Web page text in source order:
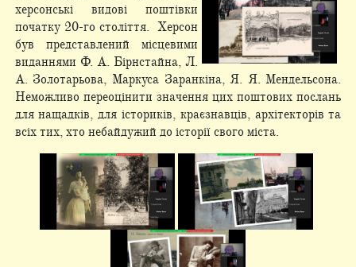
херсонські видові поштівки
початку 20-го століття. Херсон
був представлений місцевими
виданнями Ф. А. Бірнстайна, Л.
А. Золотарьова, Маркуса Заранкіна, Я. Я. Мендельсона.
Неможливо переоцінити значення цих поштових послань
для нащадків, для істориків, краєзнавців, архітекторів та
всіх тих, хто небайдужий до історії свого міста.